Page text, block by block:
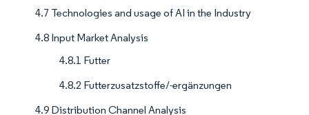
4.7 Technologies and usage of AI in the Industry
4.8 Input Market Analysis
4.8.1 Futter
4.8.2 Futterzusatzstoffe/-ergänzungen
4.9 Distribution Channel Analysis